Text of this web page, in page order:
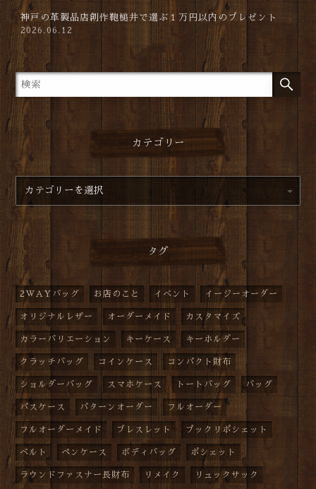
神戸の革製品店創作鞄槌井で選ぶ１万円以内のプレゼント
2026.06.12
カテゴリー
タグ
2WAYバッグ お店のこと イベント イージーオーダー
オリジナルレザー オーダーメイド カスタマイズ
カラーバリエーション キーケース キーホルダー
クラッチバッグ コインケース コンパクト財布
ショルダーバッグ スマホケース トートバッグ バッグ
パスケース パターンオーダー フルオーダー
フルオーダーメイド ブレスレット プックリポシェット
ベルト ペンケース ボディバッグ ポシェット
ラウンドファスナー長財布 リメイク リュックサック